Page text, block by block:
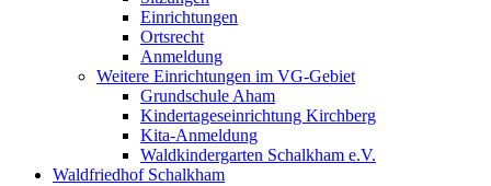
Einrichtungen
Ortsrecht
Anmeldung
Weitere Einrichtungen im VG-Gebiet
Grundschule Aham
Kindertageseinrichtung Kirchberg
Kita-Anmeldung
Waldkindergarten Schalkham e.V.
Waldfriedhof Schalkham